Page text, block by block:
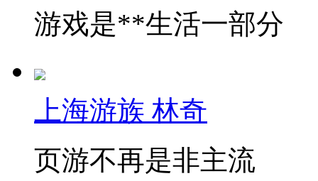
游戏是**生活一部分
上海游族 林奇
页游不再是非主流